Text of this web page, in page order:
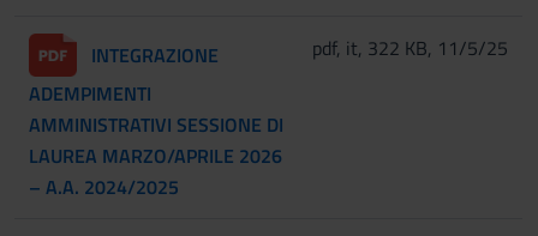
INTEGRAZIONE
ADEMPIMENTI
AMMINISTRATIVI SESSIONE DI
LAUREA MARZO/APRILE 2026
– A.A. 2024/2025
pdf, it, 322 KB, 11/5/25